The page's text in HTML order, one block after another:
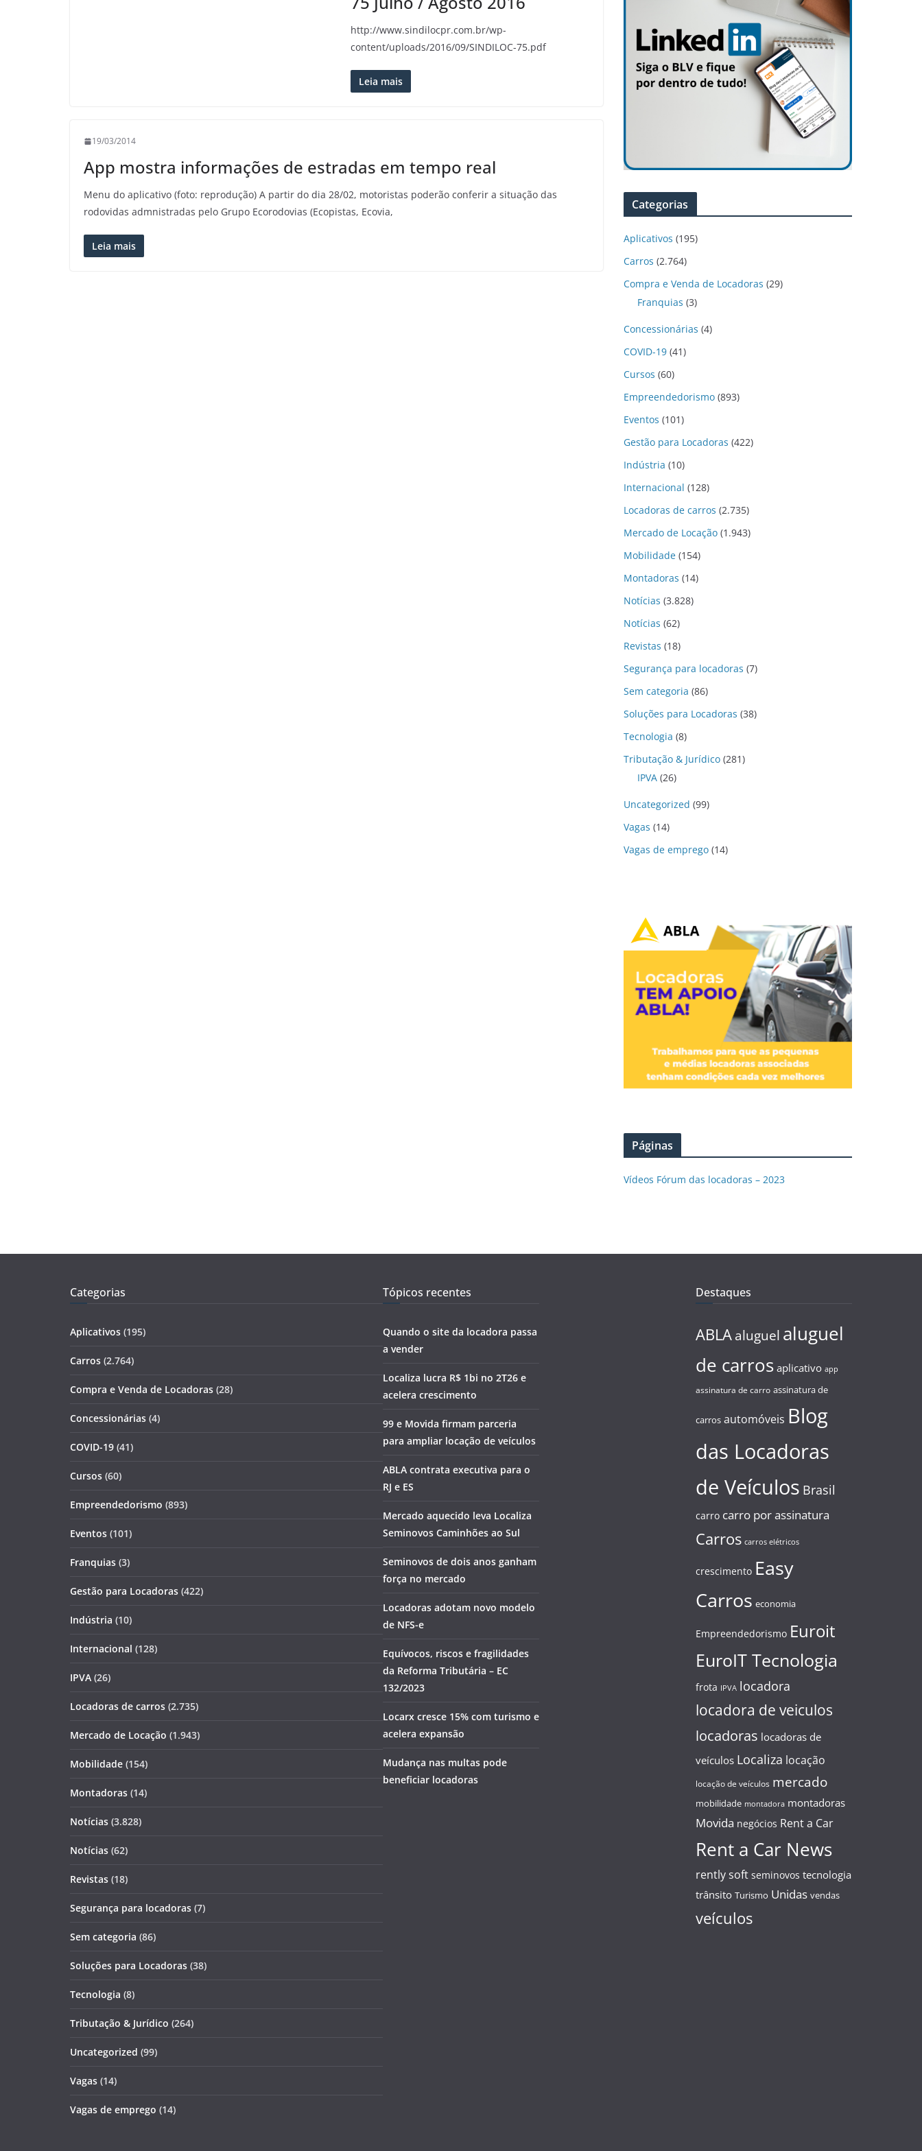
http://www.sindilocpr.com.br/wp-
content/uploads/2016/09/SINDILOC-75.pdf
Leia mais
19/03/2014
App mostra informações de estradas em tempo real
Menu do aplicativo (foto: reprodução) A partir do dia 28/02, motoristas poderão conferir a situação das
rodovidas admnistradas pelo Grupo Ecorodovias (Ecopistas, Ecovia,
Leia mais
Categorias
Aplicativos (195)
Carros (2.764)
Compra e Venda de Locadoras (29)
Franquias (3)
Concessionárias (4)
COVID-19 (41)
Cursos (60)
Empreendedorismo (893)
Eventos (101)
Gestão para Locadoras (422)
Indústria (10)
Internacional (128)
Locadoras de carros (2.735)
Mercado de Locação (1.943)
Mobilidade (154)
Montadoras (14)
Notícias (3.828)
Notícias (62)
Revistas (18)
Segurança para locadoras (7)
Sem categoria (86)
Soluções para Locadoras (38)
Tecnologia (8)
Tributação & Jurídico (281)
IPVA (26)
Uncategorized (99)
Vagas (14)
Vagas de emprego (14)
Páginas
Vídeos Fórum das locadoras – 2023
Categorias
Aplicativos (195)
Carros (2.764)
Compra e Venda de Locadoras (28)
Concessionárias (4)
COVID-19 (41)
Cursos (60)
Empreendedorismo (893)
Eventos (101)
Franquias (3)
Gestão para Locadoras (422)
Indústria (10)
Internacional (128)
IPVA (26)
Locadoras de carros (2.735)
Mercado de Locação (1.943)
Mobilidade (154)
Montadoras (14)
Notícias (3.828)
Notícias (62)
Revistas (18)
Segurança para locadoras (7)
Sem categoria (86)
Soluções para Locadoras (38)
Tecnologia (8)
Tributação & Jurídico (264)
Uncategorized (99)
Vagas (14)
Vagas de emprego (14)
Tópicos recentes
Quando o site da locadora passa
a vender
Localiza lucra R$ 1bi no 2T26 e
acelera crescimento
99 e Movida firmam parceria
para ampliar locação de veículos
ABLA contrata executiva para o
RJ e ES
Mercado aquecido leva Localiza
Seminovos Caminhões ao Sul
Seminovos de dois anos ganham
força no mercado
Locadoras adotam novo modelo
de NFS-e
Equívocos, riscos e fragilidades
da Reforma Tributária – EC
132/2023
Locarx cresce 15% com turismo e
acelera expansão
Mudança nas multas pode
beneficiar locadoras
Destaques
ABLA aluguel aluguel
de carros aplicativo app
assinatura de carro assinatura de
carros automóveis Blog
das Locadoras
de Veículos Brasil
carro carro por assinatura
Carros carros elétricos
crescimento Easy
Carros economia
Empreendedorismo Euroit
EuroIT Tecnologia
frota IPVA locadora
locadora de veiculos
locadoras locadoras de
veículos Localiza locação
locação de veículos mercado
mobilidade montadora montadoras
Movida negócios Rent a Car
Rent a Car News
rently soft seminovos tecnologia
trânsito Turismo Unidas vendas
veículos